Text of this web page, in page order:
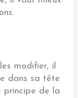
modifier, il
dans sa tête
principe de la